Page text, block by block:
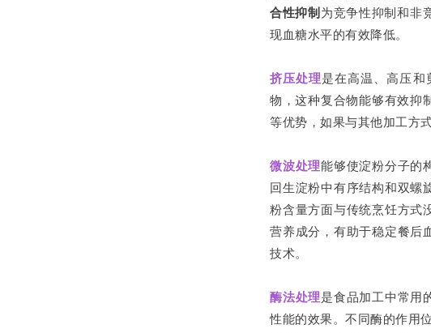
合性抑制 为竞争性抑制和非
现血糖水平的有效降低。
挤压处理是在高温、高压和
物，这种复合物能够有效抑
等优势，如果与其他加工方
微波处理能够使淀粉分子的
回生淀粉中有序结构和双螺
粉含量方面与传统烹饪方式
营养成分，有助于稳定餐后
技术。
酶法处理是食品加工中常用
性能的效果。不同酶的作用